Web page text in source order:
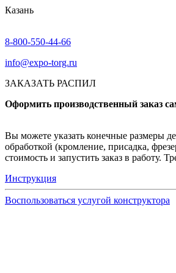
Казань
8-800-550-44-66
info@expo-torg.ru
ЗАКАЗАТЬ РАСПИЛ
Оформить производственный заказ
Вы можете указать конечные размеры
обработкой (кромление, присадка,
стоимость и запустить заказ в работу.
Инструкция
Воспользоваться услугой конструктора